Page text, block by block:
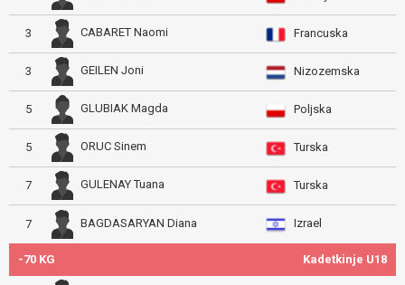
3 CABARET Naomi Francuska
3 GEILEN Joni Nizozemska
5 GLUBIAK Magda Poljska
5 ORUC Sinem Turska
7 GULENAY Tuana Turska
7 BAGDASARYAN Diana Izrael
-70 KG Kadetkinje U18